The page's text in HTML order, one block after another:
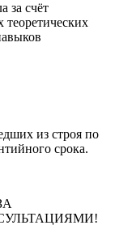
за счёт
теоретических
из строя по
срока.